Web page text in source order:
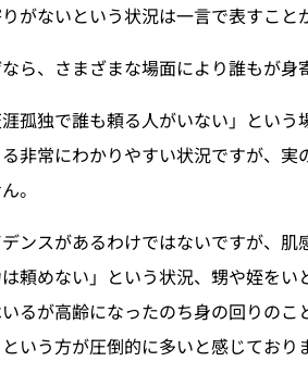
がないという状況は一言で表すこと
ら、さまざまな場面により誰もが身
涯孤独で誰も頼る人がいない」とい
非常にわかりやすい状況ですが、
。
ンスがあるわけではないですが、
頼めない」という状況、甥や姪を
るが高齢になったのち身の回りの
いう方が圧倒的に多いと感じており